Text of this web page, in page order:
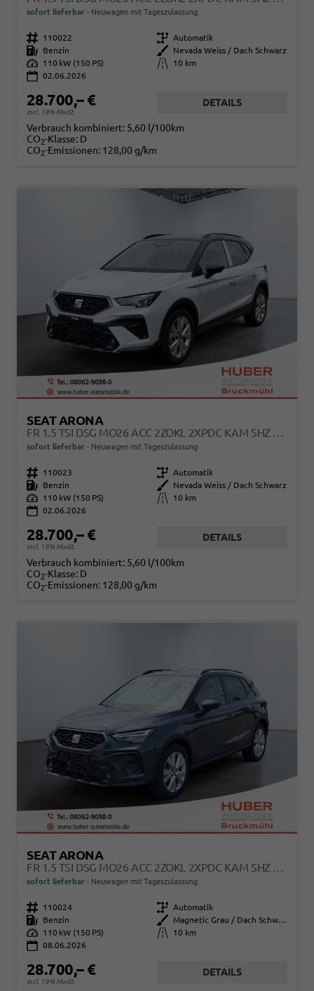
sofort lieferbar Neuwagen mit Tageszulassung
Fahrzeugnr. 110022 Getriebe Automatik
Kraftstoff
Benzin Außenfarbe
Nevada Weiss / Dach Schwarz
Leistung
110 kW (150 PS) Kilometerstand
10 km
02.06.2026
28.700,– €
incl. 19% MwSt.
DETAILS
Verbrauch kombiniert: 5,60 l/100km
CO2-Klasse: D
CO2-Emissionen: 128,00 g/km
SEAT ARONA
FR 1.5 TSI DSG MO26 ACC 2ZOKL 2XPDC KAM SHZ FULL LINK
sofort lieferbar Neuwagen mit Tageszulassung
Fahrzeugnr. 110023 Getriebe Automatik
Kraftstoff
Benzin Außenfarbe
Nevada Weiss / Dach Schwarz
Leistung
110 kW (150 PS) Kilometerstand
10 km
02.06.2026
28.700,– €
incl. 19% MwSt.
DETAILS
Verbrauch kombiniert: 5,60 l/100km
CO2-Klasse: D
CO2-Emissionen: 128,00 g/km
SEAT ARONA
FR 1.5 TSI DSG MO26 ACC 2ZOKL 2XPDC KAM SHZ FULL LINK
sofort lieferbar Neuwagen mit Tageszulassung
Fahrzeugnr. 110024 Getriebe Automatik
Kraftstoff
Benzin Außenfarbe
Magnetic Grau / Dach Schwarz
Leistung
110 kW (150 PS) Kilometerstand
10 km
08.06.2026
28.700,– €
incl. 19% MwSt.
DETAILS